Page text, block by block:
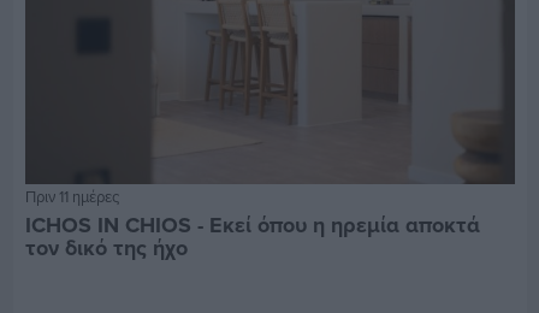
Πριν 11 ημέρες
ICHOS IN CHIOS - Εκεί όπου η ηρεμία αποκτά
τον δικό της ήχο